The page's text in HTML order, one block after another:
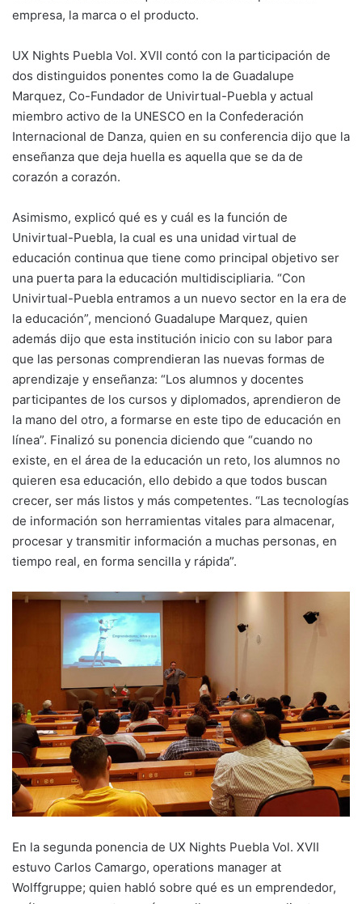
empresa, la marca o el producto.
UX Nights Puebla Vol. XVII contó con la participación de
dos distinguidos ponentes como la de Guadalupe
Marquez, Co-Fundador de Univirtual-Puebla y actual
miembro activo de la UNESCO en la Confederación
Internacional de Danza, quien en su conferencia dijo que la
enseñanza que deja huella es aquella que se da de
corazón a corazón.
Asimismo, explicó qué es y cuál es la función de
Univirtual-Puebla, la cual es una unidad virtual de
educación continua que tiene como principal objetivo ser
una puerta para la educación multidiscipliaria. “Con
Univirtual-Puebla entramos a un nuevo sector en la era de
la educación”, mencionó Guadalupe Marquez, quien
además dijo que esta institución inicio con su labor para
que las personas comprendieran las nuevas formas de
aprendizaje y enseñanza: “Los alumnos y docentes
participantes de los cursos y diplomados, aprendieron de
la mano del otro, a formarse en este tipo de educación en
línea”. Finalizó su ponencia diciendo que “cuando no
existe, en el área de la educación un reto, los alumnos no
quieren esa educación, ello debido a que todos buscan
crecer, ser más listos y más competentes. “Las tecnologías
de información son herramientas vitales para almacenar,
procesar y transmitir información a muchas personas, en
tiempo real, en forma sencilla y rápida”.
En la segunda ponencia de UX Nights Puebla Vol. XVII
estuvo Carlos Camargo, operations manager at
Wolffgruppe; quien habló sobre qué es un emprendedor,